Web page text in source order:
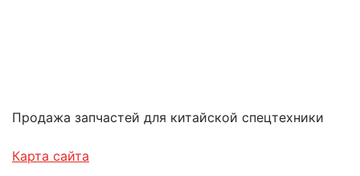
Продажа запчастей для китайской спецтехники
Карта сайта